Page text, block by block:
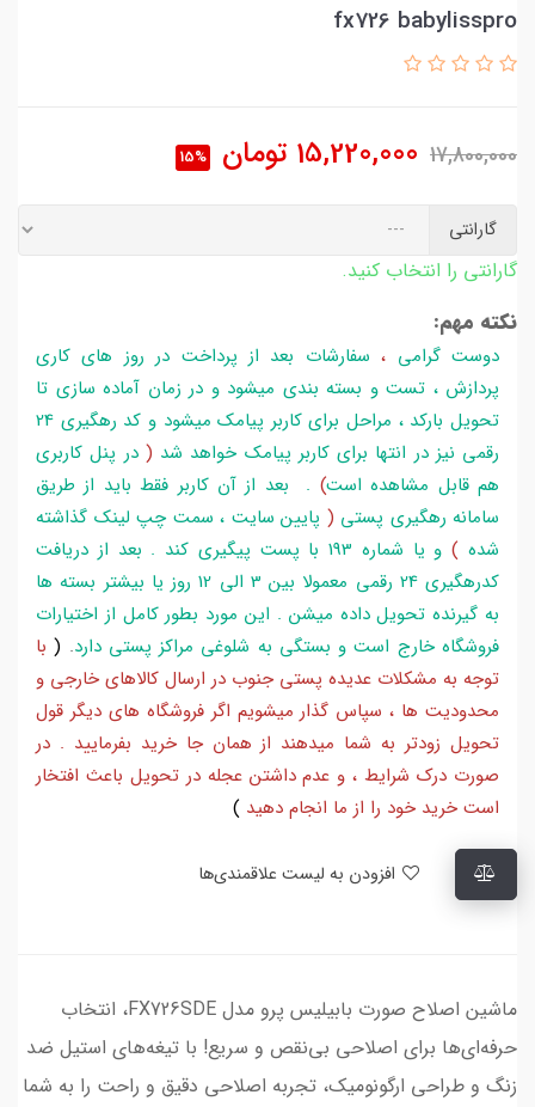
fx726 babylisspro
17,800,000
15,220,000 تومان 15%
گارانتی
گارانتی را انتخاب کنید.
نکته مهم:
دوست گرامی ،سفارشات بعد از پرداخت در روز های کاری
پردازش ، تست و بسته بندی میشود و در زمان آماده سازی تا
تحویل بارکد ، مراحل برای کاربر پیامک میشود و کد رهگیری 24
رقمی نیز در انتها برای کاربر پیامک خواهد شد ( در پنل کاربری
هم قابل مشاهده است) . بعد از آن کاربر فقط باید از طریق
سامانه رهگیری پستی ( پایین سایت ، سمت چپ لینک گذاشته
شده )
و یا شماره 193 با پست پیگیری کند . بعد از دریافت
کدرهگیری 24 رقمی معمولا بین 3 الی 12 روز یا بیشتر بسته ها
به گیرنده تحویل داده میشن . این مورد بطور کامل از اختیارات
فروشگاه خارج است و بستگی به شلوغی مراکز پستی دارد.
(با
توجه به مشکلات عدیده پستی جنوب در ارسال کالاهای خارجی و
محدودیت ها ، سپاس گذار میشویم اگر فروشگاه های دیگر قول
تحویل زودتر به شما میدهند از همان جا خرید بفرمایید . در
صورت درک شرایط ، و عدم داشتن عجله در تحویل باعث افتخار
است خرید خود را از ما انجام دهید )
ماشین اصلاح صورت بابیلیس پرو مدل FX726SDE، انتخاب
حرفه‌ای‌ها برای اصلاحی بی‌نقص و سریع! با تیغه‌های استیل ضد
زنگ و طراحی ارگونومیک، تجربه اصلاحی دقیق و راحت را به شما